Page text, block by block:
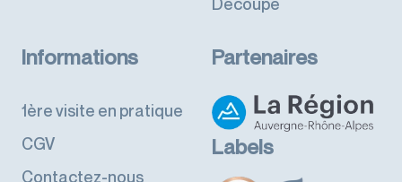
Informations
1ère visite en pratique
CGV
Contactez-nous
Partenaires
Labels